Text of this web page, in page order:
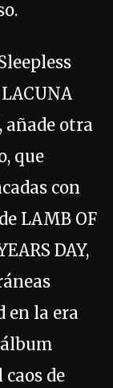
añade otra
que
con
LAMB OF
DAY,
en la era
de